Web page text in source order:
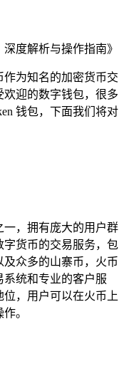
度解析与操作指南》
为知名的加密货币交
欢迎的数字钱包，很多
钱包，下面我们将对
，拥有庞大的用户群
货币的交易服务，包
众多的山寨币，火币
统和专业的客户服
，用户可以在火币上
。